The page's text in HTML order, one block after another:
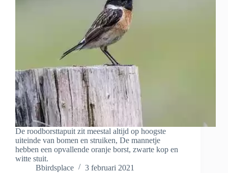
De roodborsttapuit zit meestal altijd op hoogste
uiteinde van bomen en struiken, De mannetje
hebben een opvallende oranje borst, zwarte kop en
witte stuit.
Bbirdsplace
3 februari 2021